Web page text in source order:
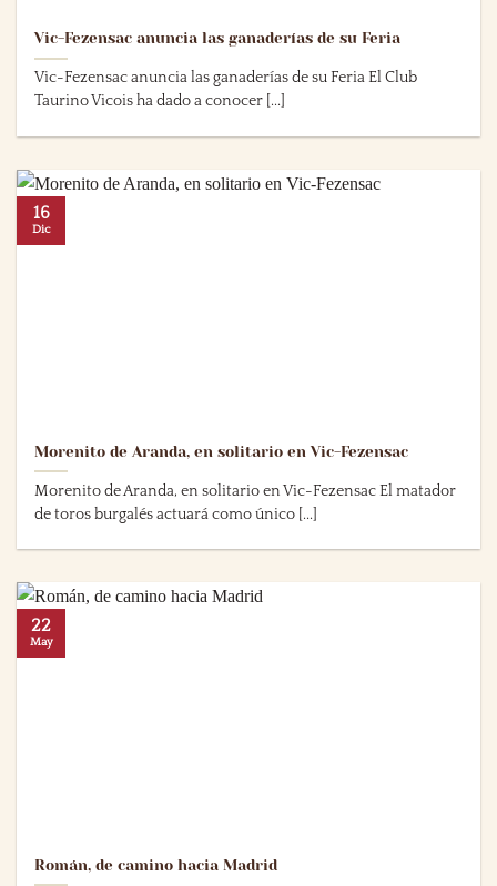
Vic-Fezensac anuncia las ganaderías de su Feria
Vic-Fezensac anuncia las ganaderías de su Feria El Club
Taurino Vicois ha dado a conocer [...]
Morenito de Aranda, en solitario en Vic-Fezensac
Morenito de Aranda, en solitario en Vic-Fezensac El matador
de toros burgalés actuará como único [...]
16
Dic
Román, de camino hacia Madrid
22
May